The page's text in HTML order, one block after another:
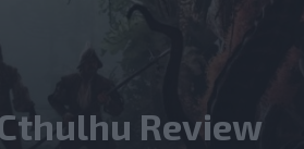
Review